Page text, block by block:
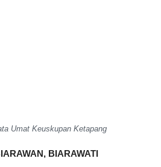
Umat Keuskupan Ketapang
BIARAWATI